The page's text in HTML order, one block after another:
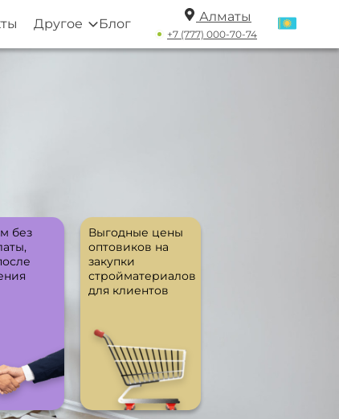
Другое Блог Алматы
+7 (777) 000-70-74
без
Выгодные цены
оптовиков на
закупки
стройматериалов
для клиентов